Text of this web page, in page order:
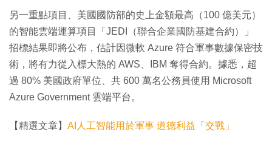
另一重點項目、美國國防部的史上金額最高（100 億美元）
的智能雲端運算項目「JEDI（聯合企業國防基建合約）」
招標結果即將公布，估計因微軟 Azure 符合軍事數據保密技
術，將有力從入標大熱的 AWS、IBM 奪得合約。據悉，超
過 80% 美國政府單位、共 600 萬名公務員使用 Microsoft
Azure Government 雲端平台。
【精選文章】 AI人工智能用於軍事 道德利益「交戰」